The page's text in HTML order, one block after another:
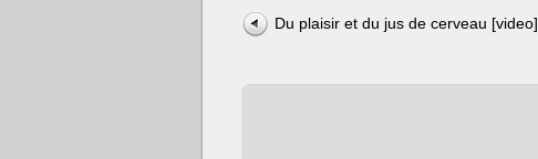
Du plaisir et du jus de cerveau [video]